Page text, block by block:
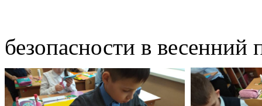
безопасности в весенний